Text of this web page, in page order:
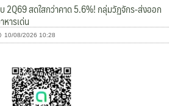
2Q69 สดใสกว่าคาด 5.6%! กลุ่มวัฏจักร-ส่งออก
หารเด่น
10/08/2026 10:28